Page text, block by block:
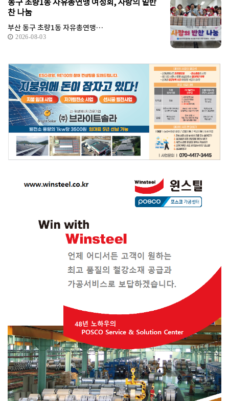
찬 나눔
부산 동구 초량1동 자유총연맹…
2026-08-03